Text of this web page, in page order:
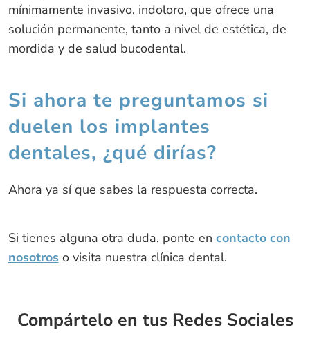
mínimamente invasivo, indoloro, que ofrece una
solución permanente, tanto a nivel de estética, de
mordida y de salud bucodental.
Si ahora te preguntamos si
duelen los implantes
dentales, ¿qué dirías?
Ahora ya sí que sabes la respuesta correcta.
Si tienes alguna otra duda, ponte en contacto con
nosotros o visita nuestra clínica dental.
Compártelo en tus Redes Sociales